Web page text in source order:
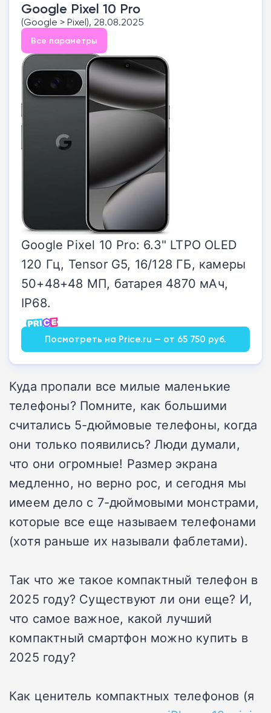
Google Pixel 10 Pro
(Google > Pixel), 28.08.2025
Все параметры
Google Pixel 10 Pro: 6.3" LTPO OLED
120 Гц, Tensor G5, 16/128 ГБ, камеры
50+48+48 МП, батарея 4870 мАч,
IP68.
Посмотреть на Price.ru — от 65 750 руб.
Куда пропали все милые маленькие
телефоны? Помните, как большими
считались 5-дюймовые телефоны, когда
они только появились? Люди думали,
что они огромные! Размер экрана
медленно, но верно рос, и сегодня мы
имеем дело с 7-дюймовыми монстрами,
которые все еще называем телефонами
(хотя раньше их называли фаблетами).
Так что же такое компактный телефон в
2025 году? Существуют ли они еще? И,
что самое важное, какой лучший
компактный смартфон можно купить в
2025 году?
Как ценитель компактных телефонов (я